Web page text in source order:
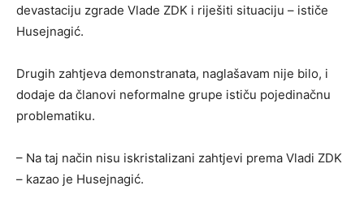
devastaciju zgrade Vlade ZDK i riješiti situaciju – ističe
Husejnagić.
Drugih zahtjeva demonstranata, naglašavam nije bilo, i
dodaje da članovi neformalne grupe ističu pojedinačnu
problematiku.
– Na taj način nisu iskristalizani zahtjevi prema Vladi ZDK
– kazao je Husejnagić.